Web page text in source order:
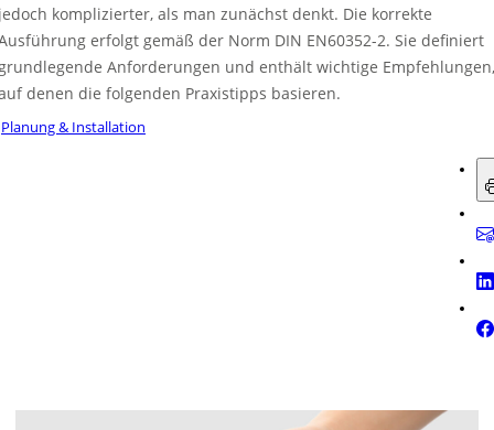
komplizierter, als man zunächst denkt. Die korrekte
erfolgt gemäß der Norm DIN EN60352-2. Sie definiert
Anforderungen und enthält wichtige Empfehlungen,
denen die folgenden Praxistipps basieren.
Planung & Installation